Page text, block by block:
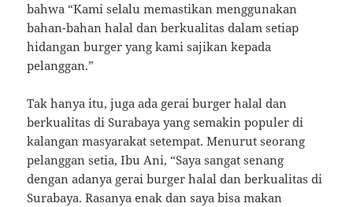
bahwa “Kami selalu memastikan menggunakan
bahan-bahan halal dan berkualitas dalam setiap
hidangan burger yang kami sajikan kepada
pelanggan.”
Tak hanya itu, juga ada gerai burger halal dan
berkualitas di Surabaya yang semakin populer di
kalangan masyarakat setempat. Menurut seorang
pelanggan setia, Ibu Ani, “Saya sangat senang
dengan adanya gerai burger halal dan berkualitas di
Surabaya. Rasanya enak dan saya bisa makan